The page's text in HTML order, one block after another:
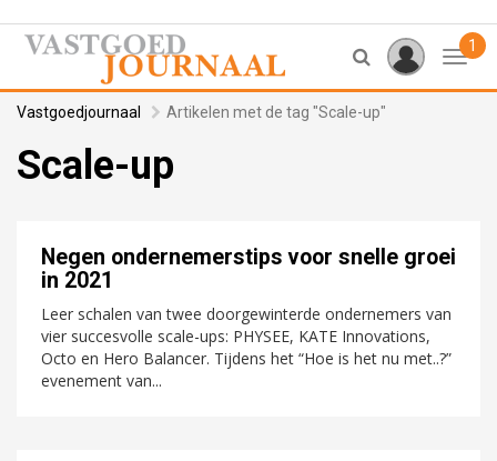
1
Vastgoedjournaal Artikelen met de tag "Scale-up"
Scale-up
Negen ondernemerstips voor snelle groei
in 2021
Leer schalen van twee doorgewinterde ondernemers van
vier succesvolle scale-ups: PHYSEE, KATE Innovations,
Octo en Hero Balancer. Tijdens het “Hoe is het nu met..?”
evenement van...